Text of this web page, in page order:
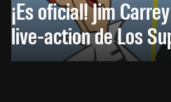
¡Es oficial! Jim
live-action de Los